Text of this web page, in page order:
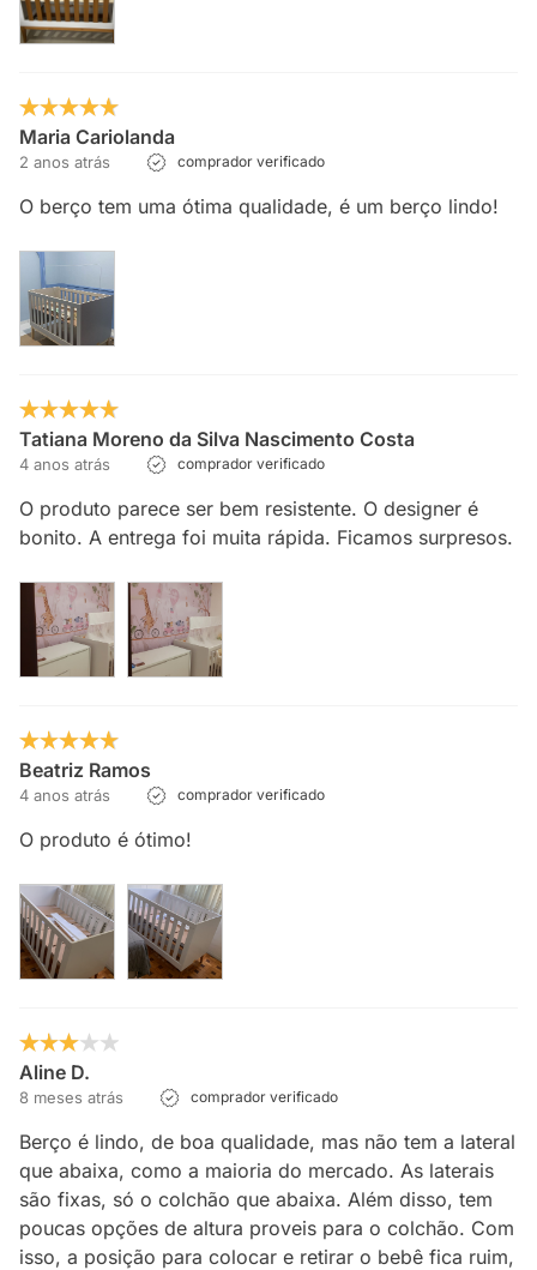
Maria Cariolanda
2 anos atrás comprador verificado
O berço tem uma ótima qualidade, é um berço lindo!
Tatiana Moreno da Silva Nascimento Costa
4 anos atrás comprador verificado
O produto parece ser bem resistente. O designer é
bonito. A entrega foi muita rápida. Ficamos surpresos.
Beatriz Ramos
4 anos atrás comprador verificado
O produto é ótimo!
Aline D.
8 meses atrás comprador verificado
Berço é lindo, de boa qualidade, mas não tem a lateral
que abaixa, como a maioria do mercado. As laterais
são fixas, só o colchão que abaixa. Além disso, tem
poucas opções de altura proveis para o colchão. Com
isso, a posição para colocar e retirar o bebê fica ruim,